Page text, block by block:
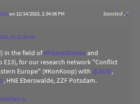
boosted
on 12/14/2023, 2:34:06 PM
10:31:38 AM
in the field of#PeaceStudiesand
E13), for our research network "Conflict
Europe" (#KonKoop) with @ZOiS,
, HNE Eberswalde, ZZF Potsdam.
u